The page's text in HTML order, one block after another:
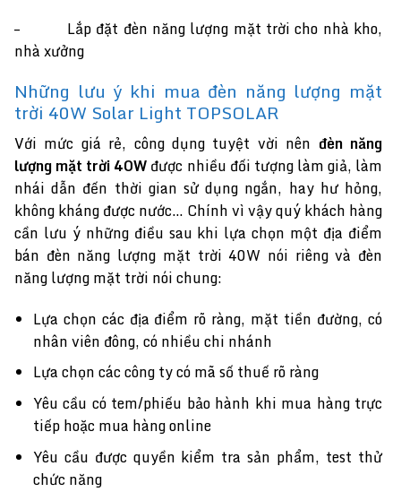
– Lắp đặt đèn năng lượng mặt trời cho nhà kho,
nhà xưởng
Những lưu ý khi mua đèn năng lượng mặt
trời 40W Solar Light TOPSOLAR
Với mức giá rẻ, công dụng tuyệt vời nên đèn năng
lượng mặt trời 40Wđược nhiều đối tượng làm giả, làm
nhái dẫn đến thời gian sử dụng ngắn, hay hư hỏng,
không kháng được nước… Chính vì vậy quý khách hàng
cần lưu ý những điều sau khi lựa chọn một địa điểm
bán đèn năng lượng mặt trời 40W nói riêng và đèn
năng lượng mặt trời nói chung:
Lựa chọn các địa điểm rõ ràng, mặt tiền đường, có
nhân viên đông, có nhiều chi nhánh
Lựa chọn các công ty có mã số thuế rõ ràng
Yêu cầu có tem/phiếu bảo hành khi mua hàng trực
tiếp hoặc mua hàng online
Yêu cầu được quyền kiểm tra sản phẩm, test thử
chức năng